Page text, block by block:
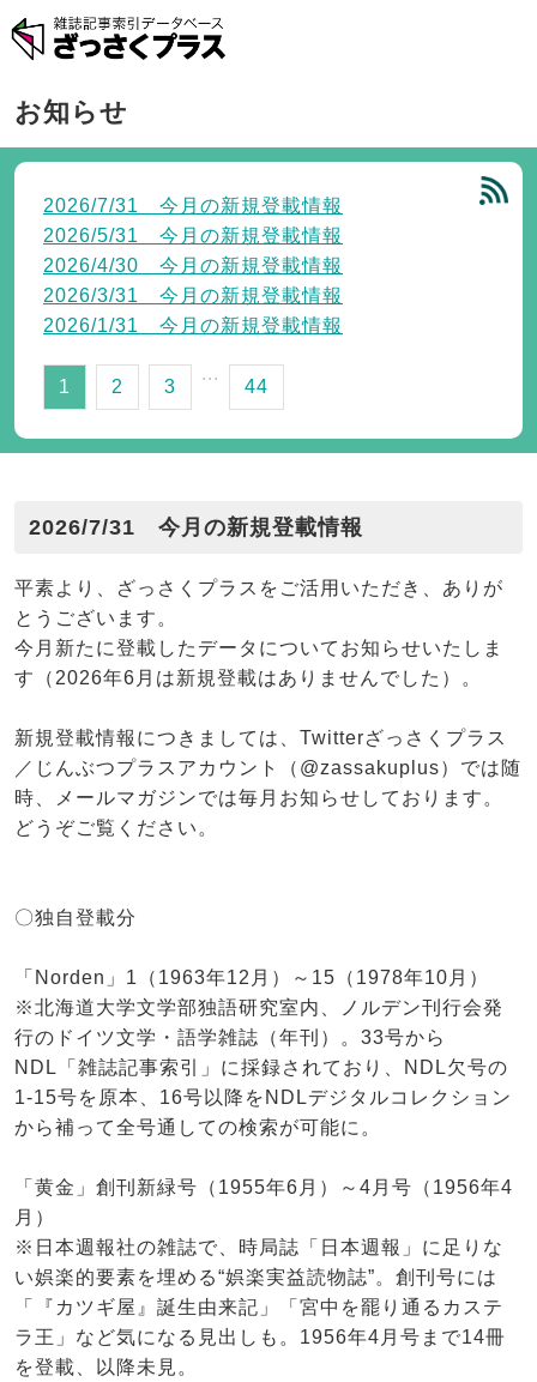
お知らせ
2026/7/31 今月の新規登載情報
2026/5/31 今月の新規登載情報
2026/4/30 今月の新規登載情報
2026/3/31 今月の新規登載情報
2026/1/31 今月の新規登載情報
1 2 3
...
44
2026/7/31 今月の新規登載情報
平素より、ざっさくプラスをご活用いただき、ありが
とうございます。
今月新たに登載したデータについてお知らせいたしま
す（2026年6月は新規登載はありませんでした）。
新規登載情報につきましては、Twitterざっさくプラス
／じんぶつプラスアカウント（@zassakuplus）では随
時、メールマガジンでは毎月お知らせしております。
どうぞご覧ください。
〇独自登載分
「Norden」1（1963年12月）～15（1978年10月）
※北海道大学文学部独語研究室内、ノルデン刊行会発
行のドイツ文学・語学雑誌（年刊）。33号から
NDL「雑誌記事索引」に採録されており、NDL欠号の
1-15号を原本、16号以降をNDLデジタルコレクション
から補って全号通しての検索が可能に。
「黄金」創刊新緑号（1955年6月）～4月号（1956年4
月）
※日本週報社の雑誌で、時局誌「日本週報」に足りな
い娯楽的要素を埋める“娯楽実益読物誌”。創刊号には
「『カツギ屋』誕生由来記」「宮中を罷り通るカステ
ラ王」など気になる見出しも。1956年4月号まで14冊
を登載、以降未見。